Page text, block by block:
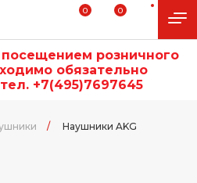
0 0
розничного
обязательно
+7(495)7697645
/ Наушники AKG